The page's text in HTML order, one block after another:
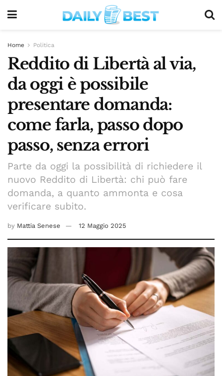
Home Politica
Reddito di Libertà al via,
da oggi è possibile
presentare domanda:
come farla, passo dopo
passo, senza errori
Parte da oggi la possibilità di richiedere il
nuovo Reddito di Libertà: chi può fare
domanda, a quanto ammonta e cosa
verificare subito.
by Mattia Senese 12 Maggio 2025